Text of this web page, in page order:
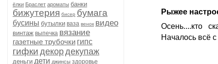
ёлки Браслет ароматы банки
бижутерия бисер бумага
бусины бутылки ваза венок видео
винтаж выпечка вязание
газетные трубочки гипс
гифки декордекупаж
деньги дети джинсы здоровье
Рыжее
Осень....кто
Началось всё